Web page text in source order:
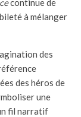
continue de
à mélanger
des
des héros de
une
fil narratif